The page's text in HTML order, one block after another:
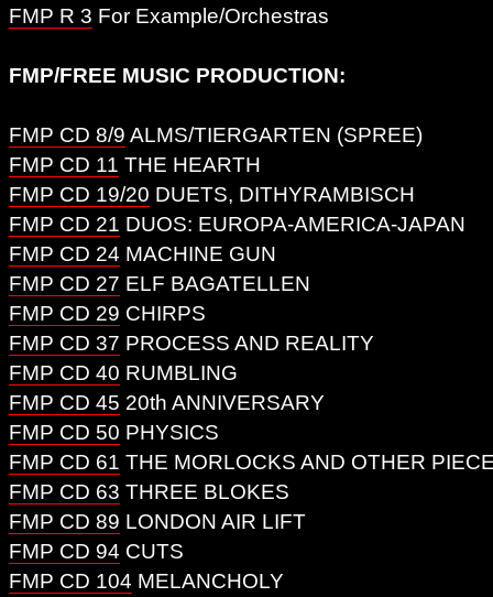
FMP R 3 For Example/Orchestras
FMP/FREE MUSIC PRODUCTION:
FMP CD 8/9 ALMS/TIERGARTEN (SPREE)
FMP CD 11 THE HEARTH
FMP CD 19/20 DUETS, DITHYRAMBISCH
FMP CD 21 DUOS: EUROPA-AMERICA-JAPAN
FMP CD 24 MACHINE GUN
FMP CD 27 ELF BAGATELLEN
FMP CD 29 CHIRPS
FMP CD 37 PROCESS AND REALITY
FMP CD 40 RUMBLING
FMP CD 45 20th ANNIVERSARY
FMP CD 50 PHYSICS
FMP CD 61 THE MORLOCKS AND OTHER
FMP CD 63 THREE BLOKES
FMP CD 89 LONDON AIR LIFT
FMP CD 94 CUTS
FMP CD 104 MELANCHOLY